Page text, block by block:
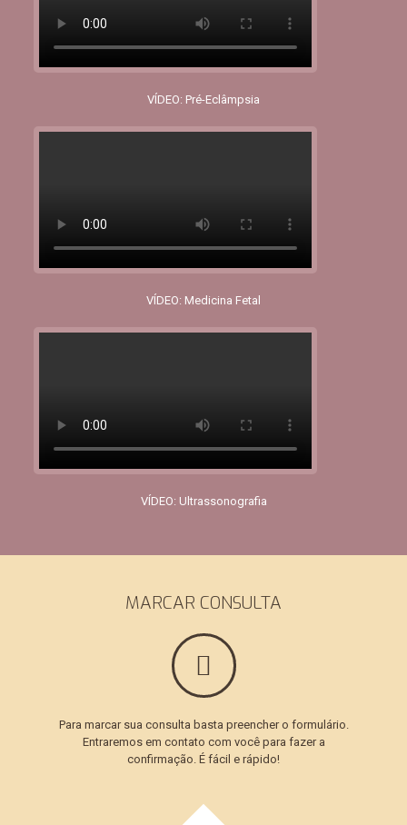
VÍDEO: Pré-Eclâmpsia
VÍDEO: Medicina Fetal
VÍDEO: Ultrassonografia
MARCAR CONSULTA
Para marcar sua consulta basta preencher o formulário.
Entraremos em contato com você para fazer a
confirmação. É fácil e rápido!